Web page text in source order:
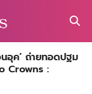
อุค’ ถ่ายทอดปฐม
Crowns :